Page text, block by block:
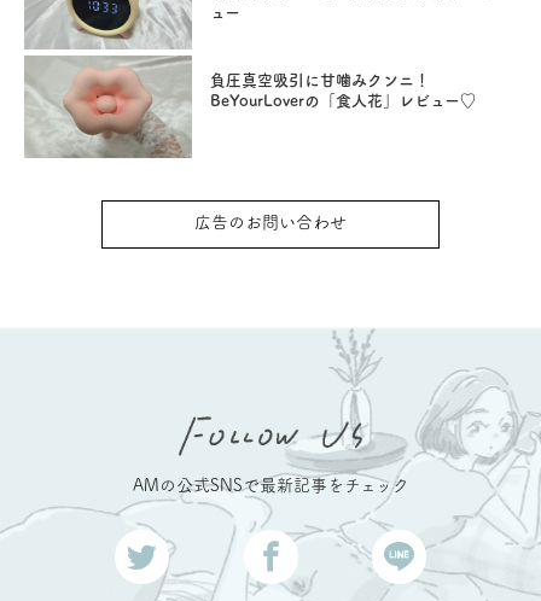
ュー
負圧真空吸引に甘噛みクンニ！
BeYourLoverの「食人花」レビュー♡
広告のお問い合わせ
AMの公式SNSで最新記事をチェック